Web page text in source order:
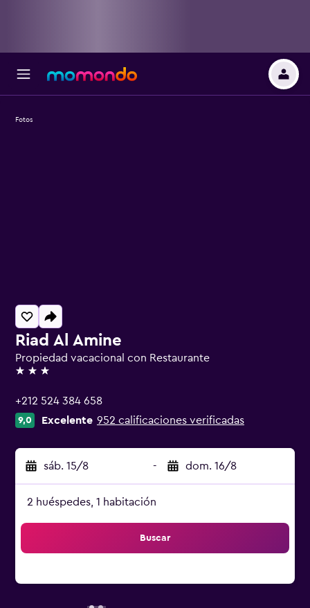
Riad Al Amine
Propiedad vacacional con Restaurante
3 estrellas
+212 524 384 658
9,0 Excelente 952 calificaciones verificadas
sáb. 15/8 - dom. 16/8
2 huéspedes, 1 habitación
Buscar
Fotos